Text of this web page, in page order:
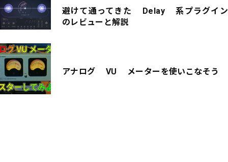
避けて通ってきた Delay 系プラグイン
のレビューと解説
アナログ VU メーターを使いこなそう